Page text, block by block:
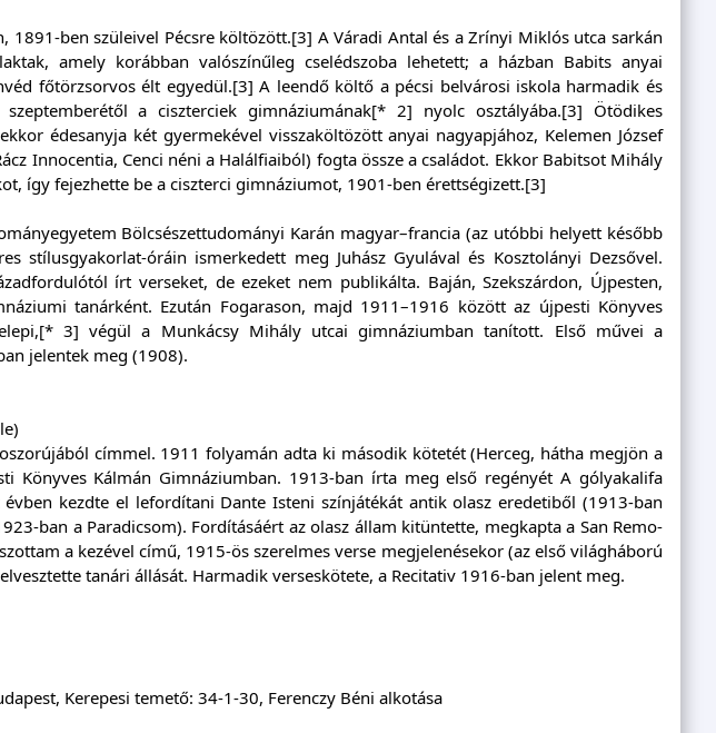
1891-ben szüleivel Pécsre költözött.[3] A Váradi Antal és a Zrínyi Miklós utca sarkán
amely korábban valószínűleg cselédszoba lehetett; a házban Babits anyai
főtörzs­orvos élt egyedül.[3] A leendő költő a pécsi belvárosi iskola harmadik és
a ciszterciek gimnáziumának[* 2] nyolc osztályába.[3] Ötödikes
édesanyja két gyermekével visszaköltözött anyai nagyapjához, Kelemen József
Innocentia, Cenci néni a Halálfiaiból) fogta össze a családot. Ekkor Babitsot Mihály
így fejezhette be a ciszterci gimnáziumot, 1901-ben érettségizett.[3]
Bölcsészettudományi Karán magyar–francia (az utóbbi helyett később
stílusgyakorlat-óráin ismerkedett meg Juhász Gyulával és Kosztolányi Dezsővel.
írt verseket, de ezeket nem publikálta. Baján, Szekszárdon, Újpesten,
tanárként. Ezután Fogarason, majd 1911–1916 között az újpesti Könyves
3] végül a Munkácsy Mihály utcai gimnáziumban tanított. Első művei a
jelentek meg (1908).
címmel. 1911 folyamán adta ki második kötetét (Herceg, hátha megjön a
Könyves Kálmán Gimnáziumban. 1913-ban írta meg első regényét A gólyakalifa
kezdte el lefordítani Dante Isteni színjátékát antik olasz eredetiből (1913-ban
ban a Paradicsom). Fordításáért az olasz állam kitüntette, megkapta a San Remo-
a kezével című, 1915-ös szerelmes verse megjelenésekor (az első világháború
tanári állását. Harmadik verseskötete, a Recitativ 1916-ban jelent meg.
Kerepesi temető: 34-1-30, Ferenczy Béni alkotása